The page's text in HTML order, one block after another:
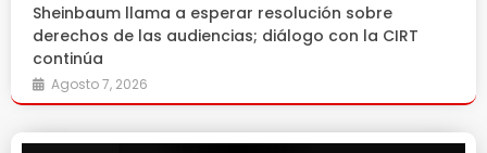
Sheinbaum llama a esperar resolución sobre
derechos de las audiencias; diálogo con la CIRT
continúa
Agosto 7, 2026